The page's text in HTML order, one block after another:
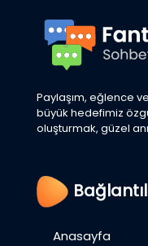
Paylaşım, eğlence
büyük hedefimiz
oluşturmak, güzel
Anasayfa